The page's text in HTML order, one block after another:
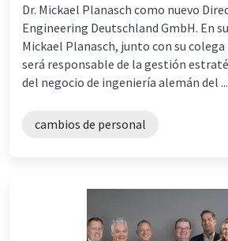
Dr. Mickael Planasch como nuevo
Engineering Deutschland GmbH. En
Mickael Planasch, junto con su
será responsable de la gestión
del negocio de ingeniería alemán del ...
cambios de personal